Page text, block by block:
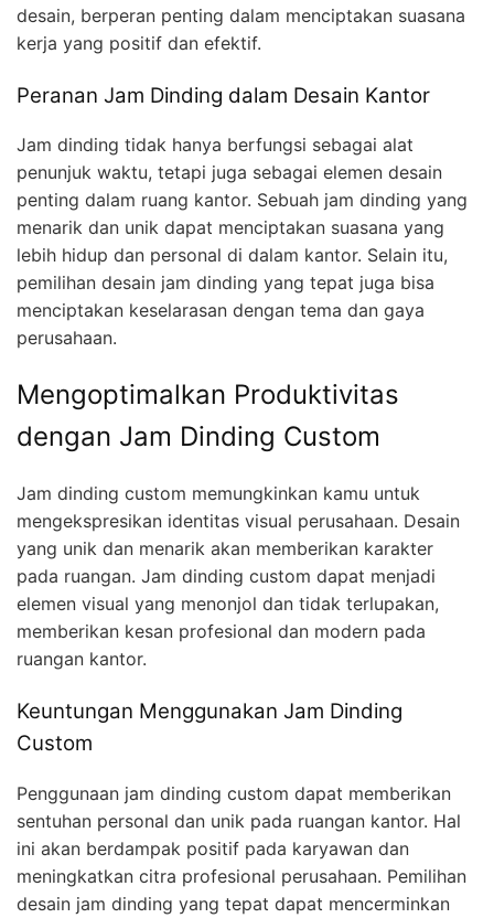
desain, berperan penting dalam menciptakan suasana
kerja yang positif dan efektif.
Peranan Jam Dinding dalam Desain Kantor
Jam dinding tidak hanya berfungsi sebagai alat
penunjuk waktu, tetapi juga sebagai elemen desain
penting dalam ruang kantor. Sebuah jam dinding yang
menarik dan unik dapat menciptakan suasana yang
lebih hidup dan personal di dalam kantor. Selain itu,
pemilihan desain jam dinding yang tepat juga bisa
menciptakan keselarasan dengan tema dan gaya
perusahaan.
Mengoptimalkan Produktivitas
dengan Jam Dinding Custom
Jam dinding custom memungkinkan kamu untuk
mengekspresikan identitas visual perusahaan. Desain
yang unik dan menarik akan memberikan karakter
pada ruangan. Jam dinding custom dapat menjadi
elemen visual yang menonjol dan tidak terlupakan,
memberikan kesan profesional dan modern pada
ruangan kantor.
Keuntungan Menggunakan Jam Dinding
Custom
Penggunaan jam dinding custom dapat memberikan
sentuhan personal dan unik pada ruangan kantor. Hal
ini akan berdampak positif pada karyawan dan
meningkatkan citra profesional perusahaan. Pemilihan
desain jam dinding yang tepat dapat mencerminkan